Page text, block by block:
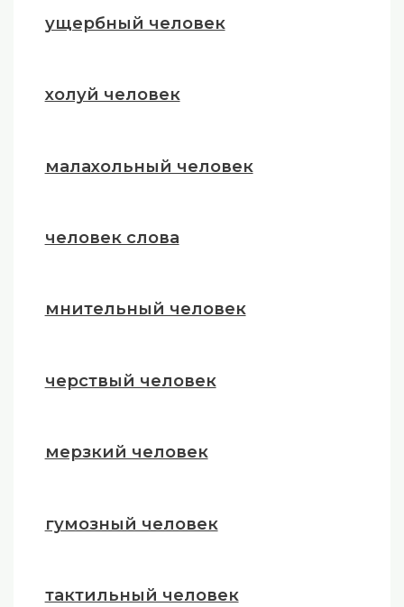
ущербный человек
холуй человек
малахольный человек
человек слова
мнительный человек
черствый человек
мерзкий человек
гумозный человек
тактильный человек